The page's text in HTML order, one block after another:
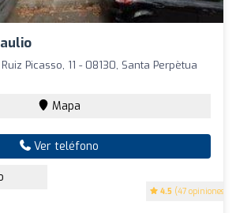
4.5 (47 opiniones)
Picasso, 11 - 08130, Santa Perpètua
Mapa
Ver teléfono